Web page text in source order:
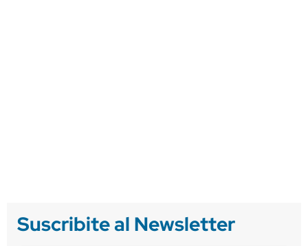
Suscribite al Newsletter